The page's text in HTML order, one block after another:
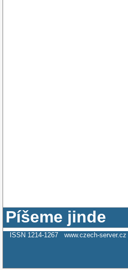
Píšeme jinde
ISSN 1214-1267 www.czech-server.cz